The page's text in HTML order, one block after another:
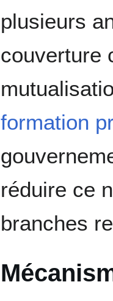
plusieurs
couverture
formation
réduire ce
branches